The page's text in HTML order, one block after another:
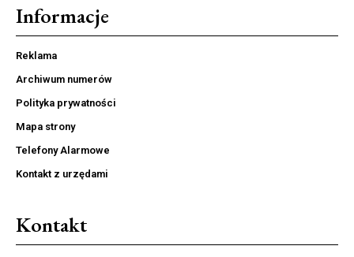
Informacje
Reklama
Archiwum numerów
Polityka prywatności
Mapa strony
Telefony Alarmowe
Kontakt z urzędami
Kontakt